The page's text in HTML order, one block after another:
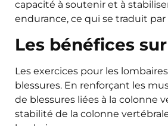
capacité à soutenir et à
endurance, ce qui se traduit
Les bénéfices
Les exercices pour les
blessures. En renforçant les
de blessures liées à la colonne
stabilité de la colonne